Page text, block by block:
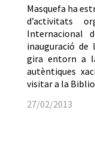
Masquefa ha
d’activitats
Internacional
inauguració de
gira entorn a
autèntiques
visitar a la
27/02/2013